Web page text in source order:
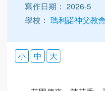
寫作日期： 2026-5
學校： 瑪利諾神父教
小 中 大